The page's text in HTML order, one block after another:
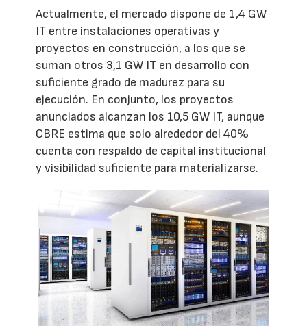
Actualmente, el mercado dispone de 1,4 GW
IT entre instalaciones operativas y
proyectos en construcción, a los que se
suman otros 3,1 GW IT en desarrollo con
suficiente grado de madurez para su
ejecución. En conjunto, los proyectos
anunciados alcanzan los 10,5 GW IT, aunque
CBRE estima que solo alrededor del 40%
cuenta con respaldo de capital institucional
y visibilidad suficiente para materializarse.